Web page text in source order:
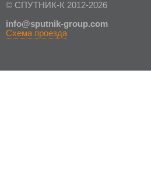
© СПУТНИК-К 2012-2026
info@sputnik-group.com
Схема проезда